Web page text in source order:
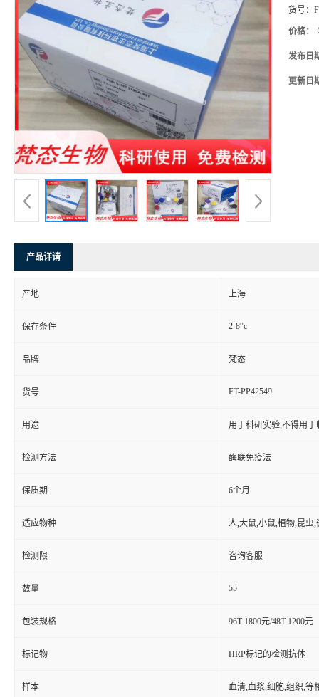
货号：
价格：
发布日
更新日
产品详请
产地 上海
保存条件 2-8°c
品牌 梵态
货号 FT-PP42549
用途 用于科研实验,不得用于
检测方法 酶联免疫法
保质期 6个月
适应物种 人,大鼠,小鼠,植物,昆虫,
检测限 咨询客服
数量 55
包装规格 96T 1800元/48T 1200元
标记物 HRP标记的检测抗体
样本 血清,血浆,细胞,组织,等